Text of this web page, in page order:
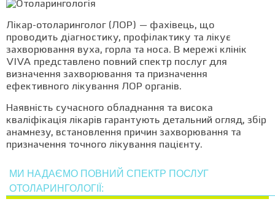
Лікар-отоларинголог (ЛОР) — фахівець, що
проводить діагностику, профілактику та лікує
захворювання вуха, горла та носа. В мережі клінік
VIVA представлено повний спектр послуг для
визначення захворювання та призначення
ефективного лікування ЛОР органів.
Наявність сучасного обладнання та висока
кваліфікація лікарів гарантують детальний огляд, збір
анамнезу, встановлення причин захворювання та
призначення точного лікування пацієнту.
МИ НАДАЄМО ПОВНИЙ СПЕКТР ПОСЛУГ
ОТОЛАРИНГОЛОГІЇ: